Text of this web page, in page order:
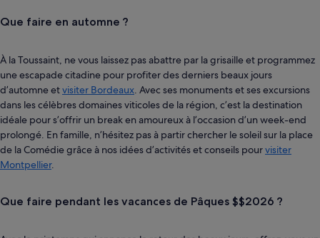
Que faire en automne ?
À la Toussaint, ne vous laissez pas abattre par la grisaille et programmez
une escapade citadine pour profiter des derniers beaux jours
d’automne etvisiter Bordeaux . Avec ses monuments et ses excursions
dans les célèbres domaines viticoles de la région, c’est la destination
idéale pour s’offrir un break en amoureux à l’occasion d’un week-end
prolongé. En famille, n’hésitez pas à partir chercher le soleil sur la place
de la Comédie grâce à nos idées d’activités et conseils pourvisiter
Montpellier.
Que faire pendant les vacances de Pâques $$2026 ?